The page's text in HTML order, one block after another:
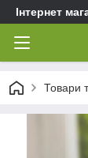
Інтернет
Товари